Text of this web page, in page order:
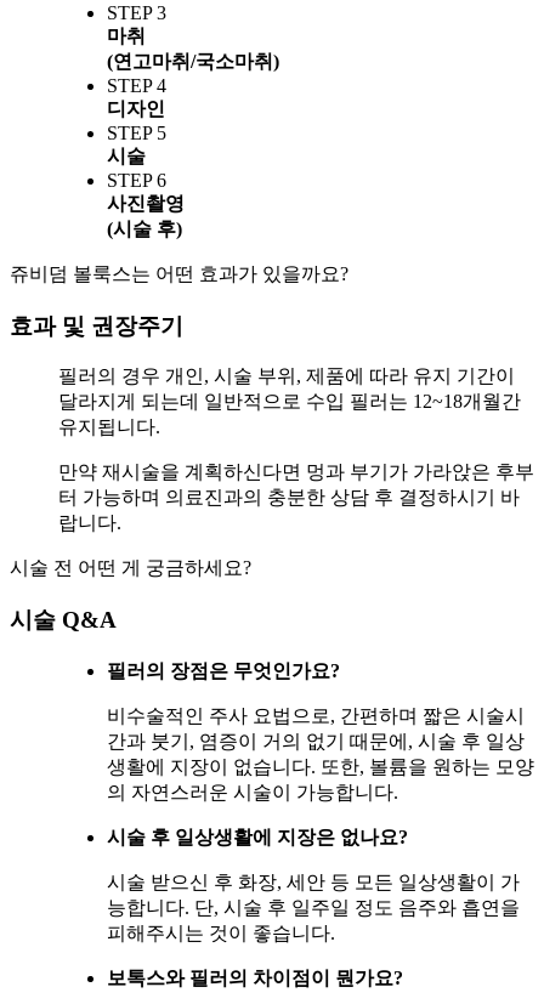
STEP 3
마취
(연고마취/국소마취)
STEP 4
디자인
STEP 5
시술
STEP 6
사진촬영
(시술 후)
쥬비덤 볼룩스는 어떤 효과가 있을까요?
효과 및 권장주기
필러의 경우 개인, 시술 부위, 제품에 따라 유지 기간이
달라지게 되는데 일반적으로 수입 필러는 12~18개월간
유지됩니다.
만약 재시술을 계획하신다면 멍과 부기가 가라앉은 후부
터 가능하며 의료진과의 충분한 상담 후 결정하시기 바
랍니다.
시술 전 어떤 게 궁금하세요?
시술 Q&A
필러의 장점은 무엇인가요?
비수술적인 주사 요법으로, 간편하며 짧은 시술시
간과 붓기, 염증이 거의 없기 때문에, 시술 후 일상
생활에 지장이 없습니다. 또한, 볼륨을 원하는 모양
의 자연스러운 시술이 가능합니다.
시술 후 일상생활에 지장은 없나요?
시술 받으신 후 화장, 세안 등 모든 일상생활이 가
능합니다. 단, 시술 후 일주일 정도 음주와 흡연을
피해주시는 것이 좋습니다.
보톡스와 필러의 차이점이 뭔가요?